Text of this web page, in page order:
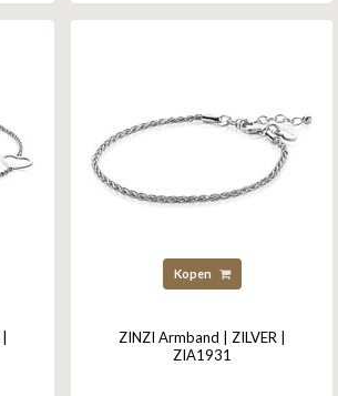
Kopen
ZINZI Armband | ZILVER |
ZIA1931